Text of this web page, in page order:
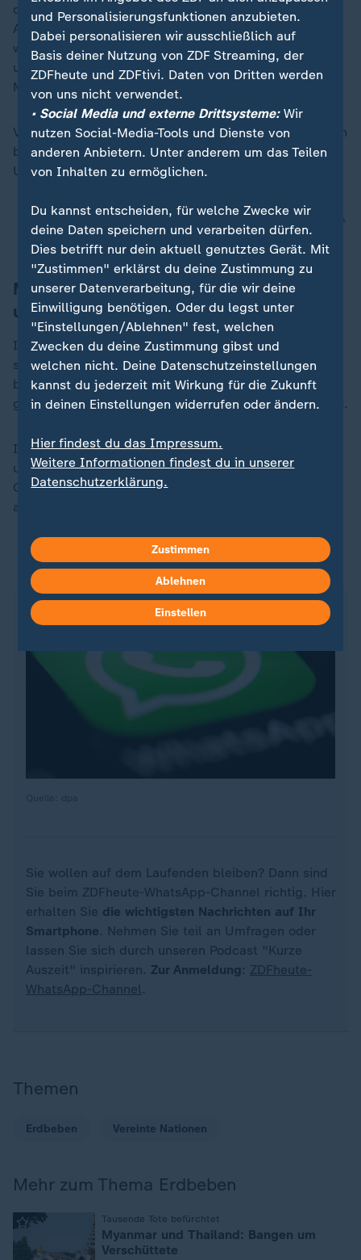
der "Makroebene" planen. Es könnten lediglich
Annahmen gestellt werden, welchen Bedarf es geben
wird. Man wisse, dass es Bedarf an Nahrung, Wasser
und Gesundheitsunterstützung gebe, auch weil viele
Menschen ihre Häuser verloren hätten.
Vor allem mit Blick auf die bevorstehende Regensaison
brauchten die Menschen jetzt die entsprechende
Unterstützung.
Augenzeugen zu Beben in Bangkok: Flucht aus 38.
Stock im "Ausnahmezustand"
Mehr als 1.600 Menschen in Myanmar
ums Leben gekommen
In dem vom Erdbeben besonders betroffenen Land
sind nach Angaben der regierenden Militär-Junta
bislang mehr als 1.600 Menschen ums Leben
gekommen. Mehr als 3.400 Menschen wurden verletzt.
In einem ungewöhnlichen hatte die Militärführung
unter Min Aung Hlaing Hilfe der internationalen
Gemeinschaft und anderen Organisationen
angefordert.
ZDFheute auf WhatsApp
Sie wollen auf dem Laufenden bleiben? Dann sind
Sie beim ZDFheute-WhatsApp-Channel richtig. Hier
erhalten Sie die wichtigsten Nachrichten auf Ihr
Smartphone. Nehmen Sie teil an Umfragen oder
lassen Sie sich durch unseren Podcast "Kurze
Auszeit" inspirieren. Zur Anmeldung : ZDFheute-
WhatsApp-Channel.
Themen
Erdbeben Vereinte Nationen
Mehr zum Thema Erdbeben
Tausende Tote befürchtet
Myanmar und Thailand: Bangen um
Verschüttete
und Personalisierungsfunktionen anzubieten.
Dabei personalisieren wir ausschließlich auf
Basis deiner Nutzung von ZDF Streaming, der
ZDFheute und ZDFtivi. Daten von Dritten werden
von uns nicht verwendet.
• Social Media und externe Drittsysteme:Wir
nutzen Social-Media-Tools und Dienste von
anderen Anbietern. Unter anderem um das Teilen
von Inhalten zu ermöglichen.
Du kannst entscheiden, für welche Zwecke wir
deine Daten speichern und verarbeiten dürfen.
Dies betrifft nur dein aktuell genutztes Gerät. Mit
"Zustimmen" erklärst du deine Zustimmung zu
unserer Datenverarbeitung, für die wir deine
Einwilligung benötigen. Oder du legst unter
"Einstellungen/Ablehnen" fest, welchen
Zwecken du deine Zustimmung gibst und
welchen nicht. Deine Datenschutzeinstellungen
kannst du jederzeit mit Wirkung für die Zukunft
in deinen Einstellungen widerrufen oder ändern.
Hier findest du das Impressum.
Weitere Informationen findest du in unserer
Datenschutzerklärung.
Zustimmen
Ablehnen
Einstellen